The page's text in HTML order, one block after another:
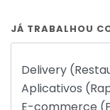
JÁ TRABALHOU